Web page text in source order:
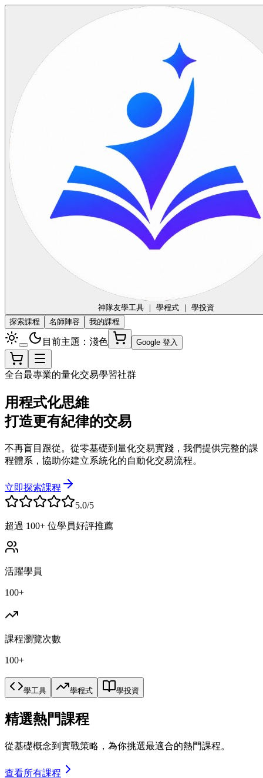
神隊友學工具 ｜ 學程式 ｜ 學投資
探索課程
名師陣容 我的課程
目前主題：淺色 Google 登入
全台最專業的量化交易學習社群
用程式化思維
打造更有紀律的交易
不再盲目跟從。從零基礎到量化交易實踐，我們提供完整的課
程體系，協助你建立系統化的自動化交易流程。
立即探索課程
5.0/5
超過 100+ 位學員好評推薦
活躍學員
100+
課程瀏覽次數
100+
學工具 學程式 學投資
精選熱門課程
從基礎概念到實戰策略，為你挑選最適合的熱門課程。
查看所有課程